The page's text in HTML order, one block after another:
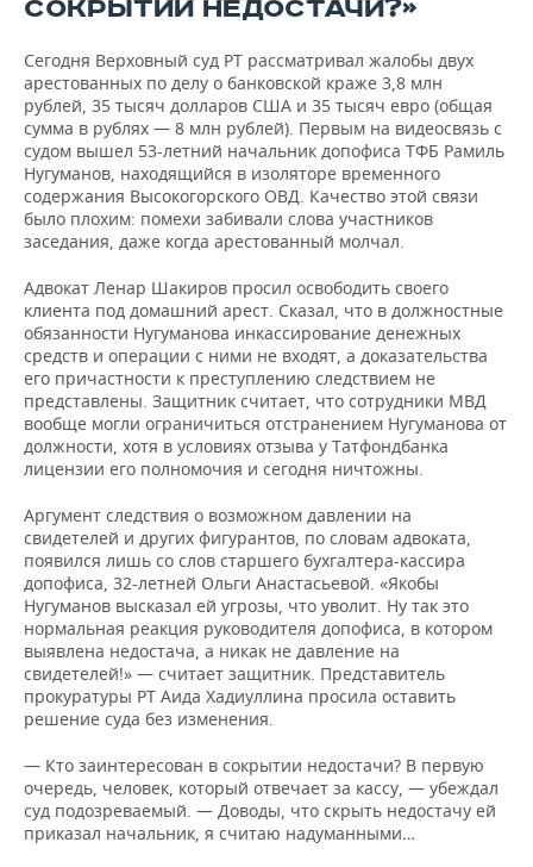
КИБЕРСПОРТ
ФИГУРНОЕ КАТАНИЕ
ВОДНЫЕ ВИДЫ СПОРТА
ХОККЕЙ С МЯЧОМ
КУЛЬТУРА
МЕДИЦИНА
ОБРАЗОВАНИЕ
ПРОИСШЕСТВИЯ
СПИСОК КОМПАНИЙ
СОКРЫТИИ НЕДОСТАЧИ?»
Сегодня Верховный суд РТ рассматривал жалобы двух
арестованных по делу о банковской краже 3,8 млн
рублей, 35 тысяч долларов США и 35 тысяч евро (общая
сумма в рублях — 8 млн рублей). Первым на видеосвязь с
судом вышел 53-летний начальник допофиса ТФБ Рамиль
Нугуманов, находящийся в изоляторе временного
содержания Высокогорского ОВД. Качество этой связи
было плохим: помехи забивали слова участников
заседания, даже когда арестованный молчал.
Адвокат Ленар Шакиров просил освободить своего
клиента под домашний арест. Сказал, что в должностные
обязанности Нугуманова инкассирование денежных
средств и операции с ними не входят, а доказательства
его причастности к преступлению следствием не
представлены. Защитник считает, что сотрудники МВД
вообще могли ограничиться отстранением Нугуманова от
должности, хотя в условиях отзыва у Татфондбанка
лицензии его полномочия и сегодня ничтожны.
Аргумент следствия о возможном давлении на
свидетелей и других фигурантов, по словам адвоката,
появился лишь со слов старшего бухгалтера-кассира
допофиса, 32-летней Ольги Анастасьевой. «Якобы
Нугуманов высказал ей угрозы, что уволит. Ну так это
нормальная реакция руководителя допофиса, в котором
выявлена недостача, а никак не давление на
свидетелей!» — считает защитник. Представитель
прокуратуры РТ Аида Хадиуллина просила оставить
решение суда без изменения.
— Кто заинтересован в сокрытии недостачи? В первую
очередь, человек, который отвечает за кассу, — убеждал
суд подозреваемый. — Доводы, что скрыть недостачу ей
приказал начальник, я считаю надуманными…